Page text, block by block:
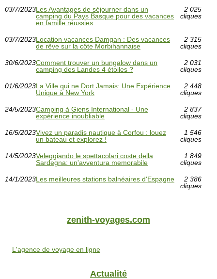
03/7/2023Les Avantages de séjourner dans un
camping du Pays Basque pour des vacances
en famille réussies
2 025
cliques
03/7/2023Location vacances Damgan : Des vacances
de rêve sur la côte Morbihannaise
2 315
cliques
30/6/2023Comment trouver un bungalow dans un
camping des Landes 4 étoiles ?
2 031
cliques
01/6/2023La Ville qui ne Dort Jamais: Une Expérience
Unique à New York
2 448
cliques
24/5/2023Camping à Giens International - Une
expérience inoubliable
2 837
cliques
16/5/2023Vivez un paradis nautique à Corfou : louez
un bateau et explorez !
1 546
cliques
14/5/2023Veleggiando le spettacolari coste della
Sardegna: un'avventura memorabile
1 849
cliques
14/1/2023Les meilleures stations balnéaires d'Espagne
2 386
cliques
zenith-voyages.com
L'agence de voyage en ligne
Actualité